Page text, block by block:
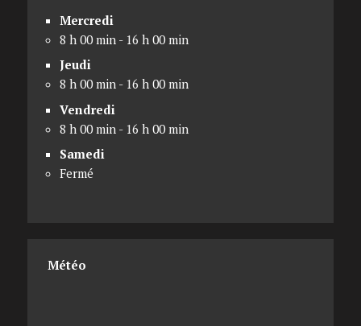
Mercredi
8 h 00 min - 16 h 00 min
Jeudi
8 h 00 min - 16 h 00 min
Vendredi
8 h 00 min - 16 h 00 min
Samedi
Fermé
Météo